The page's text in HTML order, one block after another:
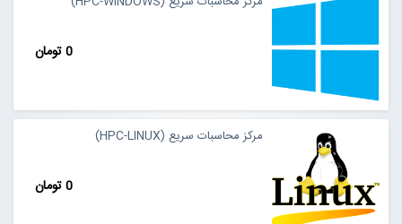
0 تومان
مرکز محاسبات سریع (HPC-LINUX)
0 تومان